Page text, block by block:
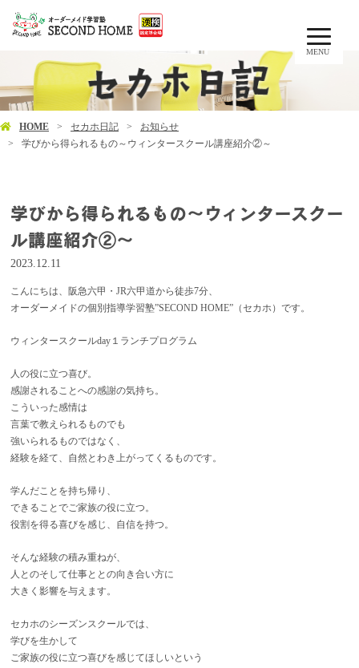
MENU
HOME セカホ日記
お知らせ
学びから得られるもの～ウィンタースクール講座紹介②～
学びから得られるもの～ウィンタースクー
ル講座紹介②～
2023.12.11
こんにちは、阪急六甲・JR六甲道から徒歩7分、
オーダーメイドの個別指導学習塾”SECOND HOME”（セカホ）です。
ウィンタースクールday１ランチプログラム
人の役に立つ喜び。
感謝されることへの感謝の気持ち。
こういった感情は
言葉で教えられるものでも
強いられるものではなく、
経験を経て、自然とわき上がってくるものです。
学んだことを持ち帰り、
できることでご家族の役に立つ。
役割を得る喜びを感じ、自信を持つ。
そんな経験の積み重ねが、
人とのそして仕事ととの向き合い方に
大きく影響を与えます。
セカホのシーズンスクールでは、
学びを生かして
ご家族の役に立つ喜びを感じてほしいという